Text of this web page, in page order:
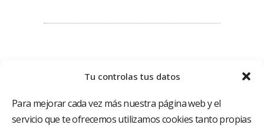
Tu controlas tus datos
Para mejorar cada vez más nuestra página web y el
servicio que te ofrecemos utilizamos cookies tanto propias